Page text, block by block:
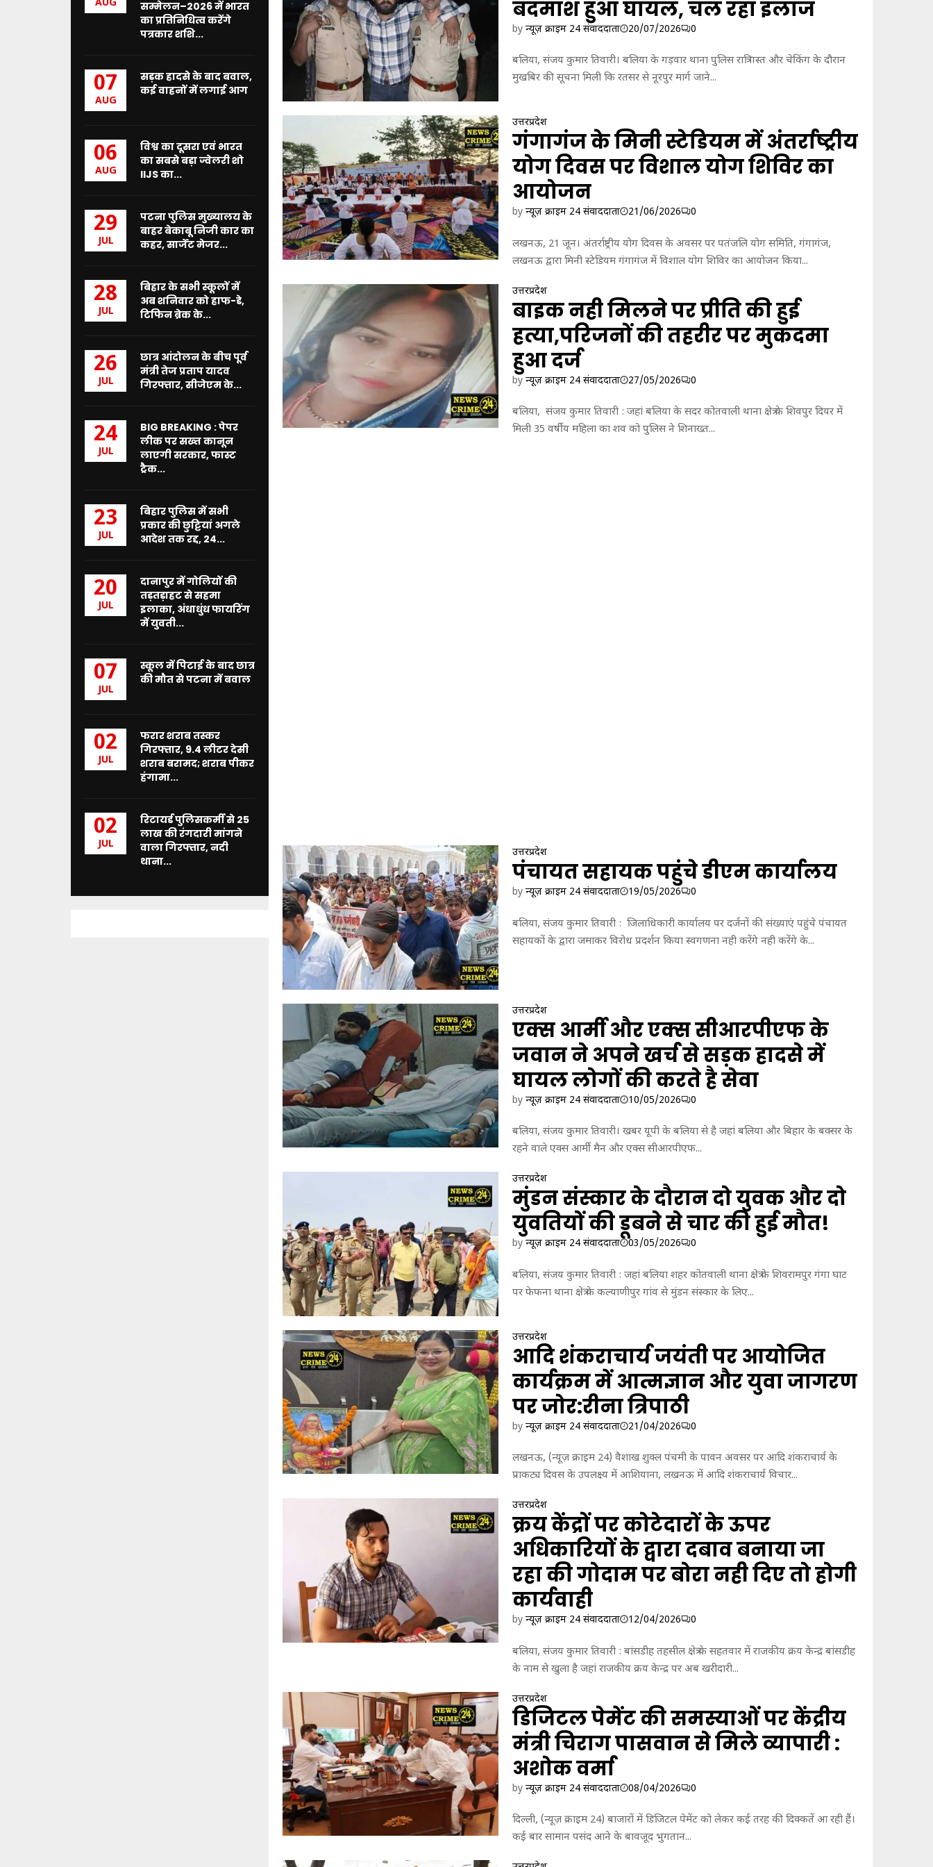
सि
भ
र
ने
ग
स्वा
त्री
से
की
का
य
भ्र
ष्टा
चा
र
आ
रो
प
स
ख्त
,
ख
रा
ब
रैं
ग
प
र
अ
धि
का
रि
यों
को
ल
ई
फ
ट
का
र
मु
ठ
भे
,
मु
के
दौ
रा
य
हु
आ
ब
मा
श
!
बदमाश हुआ घायल, चल रहा इलाज
byन्यूज़ क्राइम 24 संवाददाता 20/07/2026 0
बलिया, संजय कुमार तिवारी। बलिया के गड़वार थाना पुलिस रात्रि गस्त और चेकिंग के दौरान
मुखबिर की सूचना मिली कि रतसर से नूरपुर मार्ग जाने...
उत्तरप्रदेश
गंगागंज के मिनी स्टेडियम में अंतर्राष्ट्रीय
योग दिवस पर विशाल योग शिविर का
आयोजन
byन्यूज़ क्राइम 24 संवाददाता 21/06/2026 0
लखनऊ, 21 जून। अंतर्राष्ट्रीय योग दिवस के अवसर पर पतंजलि योग समिति, गंगागंज,
लखनऊ द्वारा मिनी स्टेडियम गंगागंज में विशाल योग शिविर का आयोजन किया...
उत्तरप्रदेश
बाइक नही मिलने पर प्रीति की हुई
हत्या,परिजनों की तहरीर पर मुकदमा
हुआ दर्ज
byन्यूज़ क्राइम 24 संवाददाता 27/05/2026 0
बलिया, संजय कुमार तिवारी : जहां बलिया के सदर कोतवाली थाना क्षेत्र के शिवपुर दियर में
मिली 35 वर्षीय महिला का शव को पुलिस ने शिनाख्त...
उत्तरप्रदेश
पंचायत सहायक पहुंचे डीएम कार्यालय
byन्यूज़ क्राइम 24 संवाददाता 19/05/2026 0
बलिया, संजय कुमार तिवारी : जिलाधिकारी कार्यालय पर दर्जनों की संख्याएं पहुंचे पंचायत
सहायकों के द्वारा जमाकर विरोध प्रदर्शन किया स्वगणना नही करेंगे नही करेंगे के...
उत्तरप्रदेश
एक्स आर्मी और एक्स सीआरपीएफ के
जवान ने अपने खर्च से सड़क हादसे में
घायल लोगों की करते है सेवा
byन्यूज़ क्राइम 24 संवाददाता 10/05/2026 0
बलिया, संजय कुमार तिवारी। खबर यूपी के बलिया से है जहां बलिया और बिहार के बक्सर के
रहने वाले एक्स आर्मी मैन और एक्स सीआरपीएफ...
उत्तरप्रदेश
मुंडन संस्कार के दौरान दो युवक और दो
युवतियों की डूबने से चार की हुई मौत!
byन्यूज़ क्राइम 24 संवाददाता 03/05/2026 0
बलिया, संजय कुमार तिवारी : जहां बलिया शहर कोतवाली थाना क्षेत्र के शिवरामपुर गंगा घाट
पर फेफना थाना क्षेत्र के कल्याणीपुर गांव से मुंडन संस्कार के लिए...
उत्तरप्रदेश
आदि शंकराचार्य जयंती पर आयोजित
कार्यक्रम में आत्मज्ञान और युवा जागरण
पर जोर:रीना त्रिपाठी
byन्यूज़ क्राइम 24 संवाददाता 21/04/2026 0
लखनऊ, (न्यूज़ क्राइम 24) वैशाख शुक्ल पंचमी के पावन अवसर पर आदि शंकराचार्य के
प्राकट्य दिवस के उपलक्ष्य में आशियाना, लखनऊ में आदि शंकराचार्य विचार...
उत्तरप्रदेश
क्रय केंद्रों पर कोटेदारों के ऊपर
अधिकारियों के द्वारा दबाव बनाया जा
रहा की गोदाम पर बोरा नही दिए तो होगी
कार्यवाही
byन्यूज़ क्राइम 24 संवाददाता 12/04/2026 0
बलिया, संजय कुमार तिवारी : बांसडीह तहसील क्षेत्र के सहतवार में राजकीय क्रय केन्द्र बांसडीह
के नाम से खुला है जहां राजकीय क्रय केन्द्र पर अब खरीदारी...
उत्तरप्रदेश
डिजिटल पेमेंट की समस्याओं पर केंद्रीय
मंत्री चिराग पासवान से मिले व्यापारी :
अशोक वर्मा
byन्यूज़ क्राइम 24 संवाददाता 08/04/2026 0
दिल्ली, (न्यूज़ क्राइम 24) बाजारों में डिजिटल पेमेंट को लेकर कई तरह की दिक्कतें आ रही हैं।
कई बार सामान पसंद आने के बावजूद भुगतान...
AUG
सम्मेलन–2026 में भारत
का प्रतिनिधित्व करेंगे
पत्रकार शशि...
07
AUG
सड़क हादसे के बाद बवाल,
कई वाहनों में लगाई आग
06
AUG
विश्व का दूसरा एवं भारत
का सबसे बड़ा ज्वेलरी शो
IIJS का...
29
JUL
पटना पुलिस मुख्यालय के
बाहर बेकाबू निजी कार का
कहर, सार्जेंट मेजर...
28
JUL
बिहार के सभी स्कूलों में
अब शनिवार को हाफ-डे,
टिफिन ब्रेक के...
26
JUL
छात्र आंदोलन के बीच पूर्व
मंत्री तेज प्रताप यादव
गिरफ्तार, सीजेएम के...
24
JUL
BIG BREAKING : पेपर
लीक पर सख्त कानून
लाएगी सरकार, फास्ट
ट्रैक...
23
JUL
बिहार पुलिस में सभी
प्रकार की छुट्टियां अगले
आदेश तक रद्द, 24...
20
JUL
दानापुर में गोलियों की
तड़तड़ाहट से सहमा
इलाका, अंधाधुंध फायरिंग
में युवती...
07
JUL
स्कूल में पिटाई के बाद छात्र
की मौत से पटना में बवाल
02
JUL
फरार शराब तस्कर
गिरफ्तार, 9.4 लीटर देसी
शराब बरामद; शराब पीकर
हंगामा...
02
JUL
रिटायर्ड पुलिसकर्मी से 25
लाख की रंगदारी मांगने
वाला गिरफ्तार, नदी
थाना...